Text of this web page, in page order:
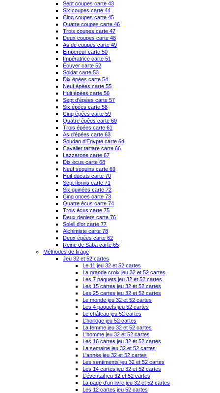
Sept coupes carte 43
Six coupes carte 44
Cinq coupes carte 45
Quatre coupes carte 46
Trois coupes carte 47
Deux coupes carte 48
As de coupes carte 49
Empereur carte 50
Impératrice carte 51
Écuyer carte 52
Soldat carte 53
Dix épées carte 54
Neuf épées carte 55
Huit épées carte 56
Sept d'épées carte 57
Six épées carte 58
Cinq épées carte 59
Quatre épées carte 60
Trois épées carte 61
As d'épées carte 63
Soudan d'Egypte carte 64
Cavalier tartare carte 66
Lazzarone carte 67
Dix écus carte 68
Neuf sequins carte 69
Huit ducats carte 70
Sept florins carte 71
Six guinées carte 72
Cinq onces carte 73
Quatre écus carte 74
Trois écus carte 75
Deux deniers carte 76
Soleil d'or carte 77
Alchimiste carte 78
Deux épées carte 62
Reine de Saba carte 65
Méthodes de tirage
Jeu 32 et 52 cartes
Le 11 jeu 32 et 52 cartes
La grande croix jeu 32 et 52 cartes
Les 7 paquets jeu 32 et 52 cartes
Les 15 cartes jeu 32 et 52 cartes
Les 25 cartes jeu 32 et 52 cartes
Le monde jeu 32 et 52 cartes
Les 4 paquets jeu 52 cartes
Le château jeu 52 cartes
L'horloge jeu 52 cartes
La femme jeu 32 et 52 cartes
L'homme jeu 32 et 52 cartes
Les 16 cartes jeu 32 et 52 cartes
La semaine jeu 32 et 52 cartes
L'année jeu 32 et 52 cartes
Les sentiments jeu 32 et 52 cartes
Les 14 cartes jeu 32 et 52 cartes
L'éventail jeu 32 et 52 cartes
La page d'un livre jeu 32 et 52 cartes
Les 12 cartes jeu 52 cartes